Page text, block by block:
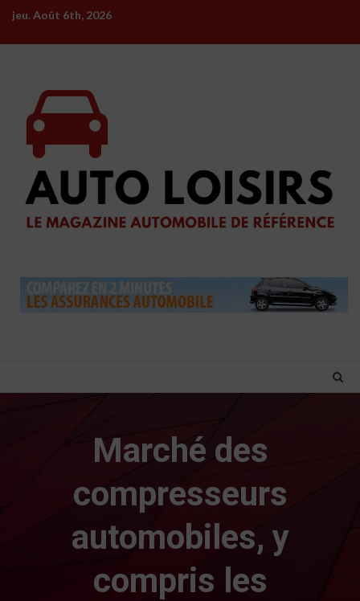
Skip
content
jeu. Août 6th, 2026
Marché des
compresseurs
automobiles, y
compris les